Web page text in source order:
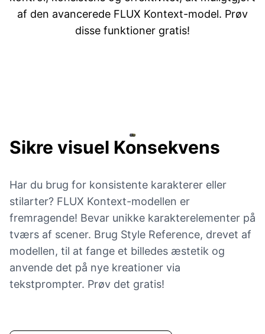
af den avancerede FLUX Kontext-model. Prøv
disse funktioner gratis!
Sikre visuel Konsekvens
Har du brug for konsistente karakterer eller
stilarter? FLUX Kontext-modellen er
fremragende! Bevar unikke karakterelementer på
tværs af scener. Brug Style Reference, drevet af
modellen, til at fange et billedes æstetik og
anvende det på nye kreationer via
tekstprompter. Prøv det gratis!